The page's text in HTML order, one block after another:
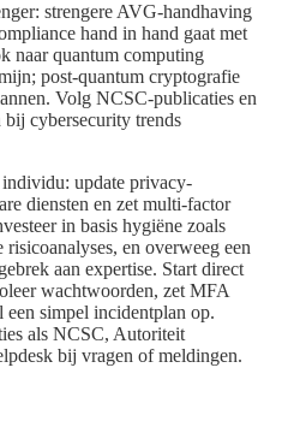
strengere AVG-handhaving
hand in hand gaat met
naar quantum computing
post-quantum cryptografie
Volg NCSC-publicaties en
cybersecurity trends
update privacy-
diensten en zet multi-factor
in basis hygiëne zoals
en overweeg een
aan expertise. Start direct
wachtwoorden, zet MFA
een simpel incidentplan op.
als NCSC, Autoriteit
bij vragen of meldingen.